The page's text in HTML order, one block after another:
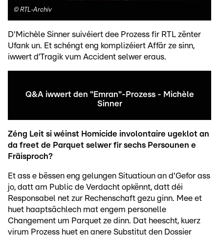
© RTL-Archiv
D'Michèle Sinner suivéiert dee Prozess fir RTL zënter
Ufank un. Et schéngt eng komplizéiert Affär ze sinn,
iwwert d’Tragik vum Accident selwer eraus.
Q&A iwwert den "Emran"-Prozess - Michèle
Sinner
Zéng Leit si wéinst Homicide involontaire ugeklot an
da freet de Parquet selwer fir sechs Persounen e
Fräisproch?
Et ass e bëssen eng gelungen Situatioun an d'Gefor ass
jo, datt am Public de Verdacht opkënnt, datt déi
Responsabel net zur Rechenschaft gezu ginn. Mee et
huet haaptsächlech mat engem personelle
Changement um Parquet ze dinn. Dat heescht, kuerz
virum Prozess huet en anere Substitut den Dossier